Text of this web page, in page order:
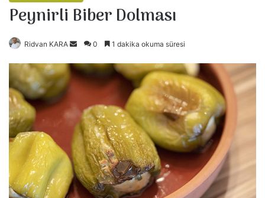
Peynirli Biber Dolması
Ridvan KARA
e
o
a
g
0 1 dakika okuma süresi